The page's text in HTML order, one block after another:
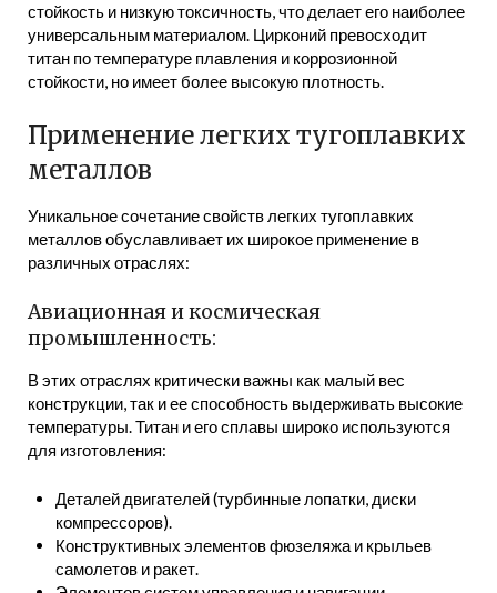
стойкость и низкую токсичность, что делает его наиболее
универсальным материалом. Цирконий превосходит
титан по температуре плавления и коррозионной
стойкости, но имеет более высокую плотность.
Применение легких тугоплавких
металлов
Уникальное сочетание свойств легких тугоплавких
металлов обуславливает их широкое применение в
различных отраслях:
Авиационная и космическая
промышленность:
В этих отраслях критически важны как малый вес
конструкции, так и ее способность выдерживать высокие
температуры. Титан и его сплавы широко используются
для изготовления:
Деталей двигателей (турбинные лопатки, диски
компрессоров).
Конструктивных элементов фюзеляжа и крыльев
самолетов и ракет.